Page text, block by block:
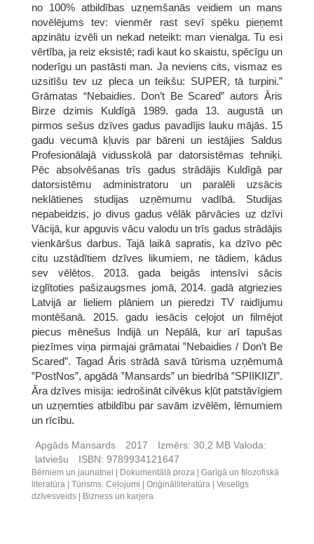
no 100% atbildības uzņemšanās veidiem un mans
novēlējums tev: vienmēr rast sevī spēku pieņemt
apzinātu izvēli un nekad neteikt: man vienalga. Tu esi
vērtība, ja reiz eksistē; radi kaut ko skaistu, spēcīgu un
noderīgu un pastāsti man. Ja neviens cits, vismaz es
uzsitīšu tev uz pleca un teikšu: SUPER, tā turpini.”
Grāmatas “Nebaidies. Don’t Be Scared” autors Āris
Birze dzimis Kuldīgā 1989. gada 13. augustā un
pirmos sešus dzīves gadus pavadījis lauku mājās. 15
gadu vecumā kļuvis par bāreni un iestājies Saldus
Profesionālajā vidusskolā par datorsistēmas tehniķi.
Pēc absolvēšanas trīs gadus strādājis Kuldīgā par
datorsistēmu administratoru un paralēli uzsācis
neklātienes studijas uzņēmumu vadībā. Studijas
nepabeidzis, jo divus gadus vēlāk pārvācies uz dzīvi
Vācijā, kur apguvis vācu valodu un trīs gadus strādājis
vienkāršus darbus. Tajā laikā sapratis, ka dzīvo pēc
citu uzstādītiem dzīves likumiem, ne tādiem, kādus
sev vēlētos. 2013. gada beigās intensīvi sācis
izglītoties pašizaugsmes jomā, 2014. gadā atgriezies
Latvijā ar lieliem plāniem un pieredzi TV raidījumu
montēšanā. 2015. gadu iesācis ceļojot un filmējot
piecus mēnešus Indijā un Nepālā, kur arī tapušas
piezīmes viņa pirmajai grāmatai ‟Nebaidies / Don’t Be
Scared”. Tagad Āris strādā savā tūrisma uzņēmumā
‟PostNos”, apgādā ‟Mansards” un biedrībā ‟SPIIKIIZI”.
Āra dzīves misija: iedrošināt cilvēkus kļūt patstāvīgiem
un uzņemties atbildību par savām izvēlēm, lēmumiem
un rīcību.
Apgāds Mansards 2017 Izmērs: 30,2 MB Valoda:
latviešu
ISBN: 9789934121647
Bērniem un jaunatnei Dokumentālā proza
Garīgā un filozofiskā
literatūra
Tūrisms. Ceļojumi Oriģinālliteratūra
Veselīgs
dzīvesveids
Bizness un karjera